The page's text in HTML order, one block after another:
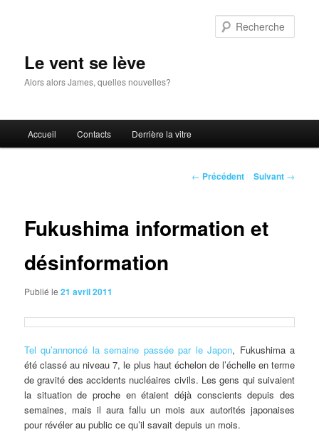
Le vent se lève
Alors alors James, quelles nouvelles?
principal
Accueil Contacts Derrière la vitre
Navigation
← Précédent Suivant →
Fukushima information et
désinformation
Publié le21 avril 2011
Telqu’annoncé la semaine passée par le Japon, Fukushima a
été classé au niveau 7, le plus haut échelon de l’échelle en terme
de gravité des accidents nucléaires civils. Les gens qui suivaient
la situation de proche en étaient déjà conscients depuis des
semaines, mais il aura fallu un mois aux autorités japonaises
pour révéler au public ce qu’il savait depuis un mois.